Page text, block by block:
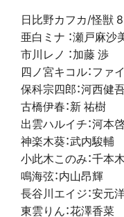
日比野カフカ/怪獣 8
亜白ミナ ：瀬戸麻沙
市川レノ ：加藤 渉
四ノ宮キコル：ファ
保科宗四郎：河西健
古橋伊春：新 祐樹
出雲ハルイチ：河本
神楽木葵：武内駿輔
小此木このみ：千本
鳴海弦：内山昂輝
長谷川エイジ：安元
東雲りん：花澤香菜